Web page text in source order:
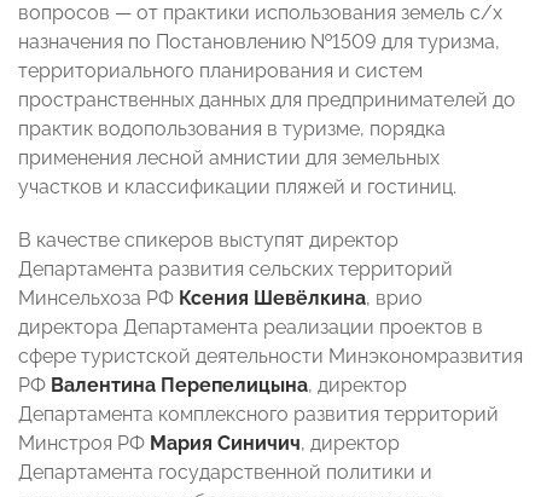
вопросов — от практики использования земель с/х
назначения по Постановлению №1509 для туризма,
территориального планирования и систем
пространственных данных для предпринимателей до
практик водопользования в туризме, порядка
применения лесной амнистии для земельных
участков и классификации пляжей и гостиниц.
В качестве спикеров выступят директор
Департамента развития сельских территорий
Минсельхоза РФ Ксения Шевёлкина, врио
директора Департамента реализации проектов в
сфере туристской деятельности Минэкономразвития
РФ Валентина Перепелицына, директор
Департамента комплексного развития территорий
Минстроя РФ Мария Синичич, директор
Департамента государственной политики и